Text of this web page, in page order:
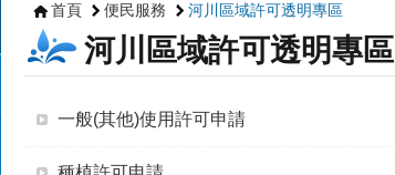
首頁 便民服務 河川區域許可透明專區
河川區域許可透明專區
一般(其他)使用許可申請